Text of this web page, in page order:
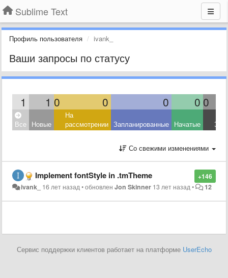
Sublime Text
Профиль пользователя ivank_
Ваши запросы по статусу
1 1 0 0 0 0 0
Все Новые
На
рассмотрении Запланированные Начатые
Со свежими изменениями
+146
Implement fontStyle in .tmTheme
ivank_ 16 лет назад•обновленJon Skinner 13 лет назад• 12
Сервис поддержки клиентов работает на платформе UserEcho